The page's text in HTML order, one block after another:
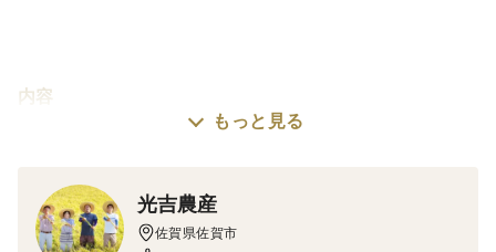
内容
農薬・化学肥料不使用「夢しずく」白米 5㎏
商品の特徴
このお米は『佐賀県特別栽培米A』（プラチナシール）
です。
もっと見る
光吉農産
佐賀県佐賀市